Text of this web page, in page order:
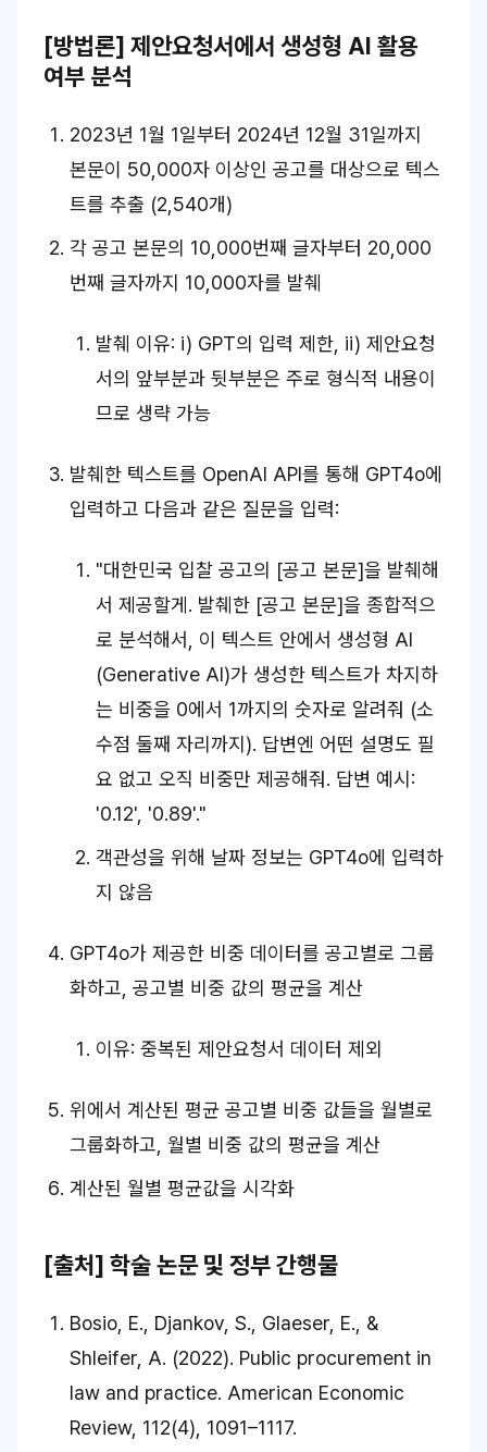
[방법론] 제안요청서에서 생성형 AI 활용
여부 분석
2023년 1월 1일부터 2024년 12월 31일까지
본문이 50,000자 이상인 공고를 대상으로 텍스
트를 추출 (2,540개)
각 공고 본문의 10,000번째 글자부터 20,000
번째 글자까지 10,000자를 발췌
발췌 이유: i) GPT의 입력 제한, ii) 제안요청
서의 앞부분과 뒷부분은 주로 형식적 내용이
므로 생략 가능
발췌한 텍스트를 OpenAI API를 통해 GPT4o에
입력하고 다음과 같은 질문을 입력:
"대한민국 입찰 공고의 [공고 본문]을 발췌해
서 제공할게. 발췌한 [공고 본문]을 종합적으
로 분석해서, 이 텍스트 안에서 생성형 AI
(Generative AI)가 생성한 텍스트가 차지하
는 비중을 0에서 1까지의 숫자로 알려줘 (소
수점 둘째 자리까지). 답변엔 어떤 설명도 필
요 없고 오직 비중만 제공해줘. 답변 예시:
'0.12', '0.89'."
객관성을 위해 날짜 정보는 GPT4o에 입력하
지 않음
GPT4o가 제공한 비중 데이터를 공고별로 그룹
화하고, 공고별 비중 값의 평균을 계산
이유: 중복된 제안요청서 데이터 제외
위에서 계산된 평균 공고별 비중 값들을 월별로
그룹화하고, 월별 비중 값의 평균을 계산
계산된 월별 평균값을 시각화
[출처] 학술 논문 및 정부 간행물
Bosio, E., Djankov, S., Glaeser, E., &
Shleifer, A. (2022). Public procurement in
law and practice. American Economic
Review, 112(4), 1091–1117.